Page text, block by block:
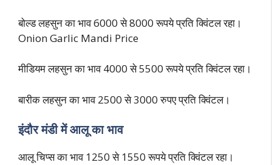
बोल्ड लहसुन का भाव 6000 से 8000 रूपये प्रति क्विंटल रहा।
Onion Garlic Mandi Price
मीडियम लहसुन का भाव 4000 से 5500 रूपये प्रति क्विंटल रहा।
बारीक लहसुन का भाव 2500 से 3000 रुपए प्रति क्विंटल।
इंदौर मंडी में आलू का भाव
आलू चिप्स का भाव 1250 से 1550 रूपये प्रति क्विंटल रहा।